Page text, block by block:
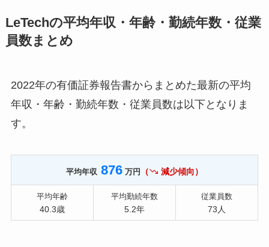
LeTechの平均年収・年齢・勤続年数・従業
員数まとめ
2022年の有価証券報告書からまとめた最新の平均
年収・年齢・勤続年数・従業員数は以下となりま
す。
平均年収 876 万円 （ 減少傾向）
平均年齢
40.3歳
平均勤続年数
5.2年
従業員数
73人